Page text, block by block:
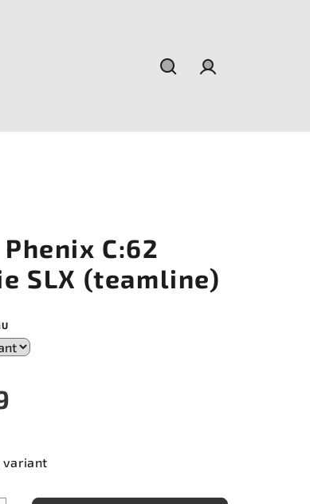
Phenix C:62
SLX (teamline)
variant